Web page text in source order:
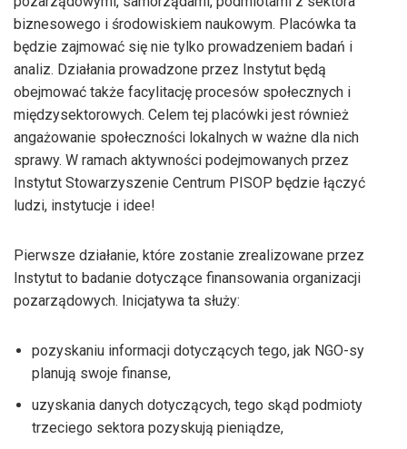
biznesowego i środowiskiem naukowym. Placówka ta
będzie zajmować się nie tylko prowadzeniem badań i
analiz. Działania prowadzone przez Instytut będą
obejmować także facylitację procesów społecznych i
międzysektorowych. Celem tej placówki jest również
angażowanie społeczności lokalnych w ważne dla nich
sprawy. W ramach aktywności podejmowanych przez
Instytut Stowarzyszenie Centrum PISOP będzie łączyć
ludzi, instytucje i idee!
Pierwsze działanie, które zostanie zrealizowane przez
Instytut to badanie dotyczące finansowania organizacji
pozarządowych. Inicjatywa ta służy:
pozyskaniu informacji dotyczących tego, jak NGO-sy
planują swoje finanse,
uzyskania danych dotyczących, tego skąd podmioty
trzeciego sektora pozyskują pieniądze,